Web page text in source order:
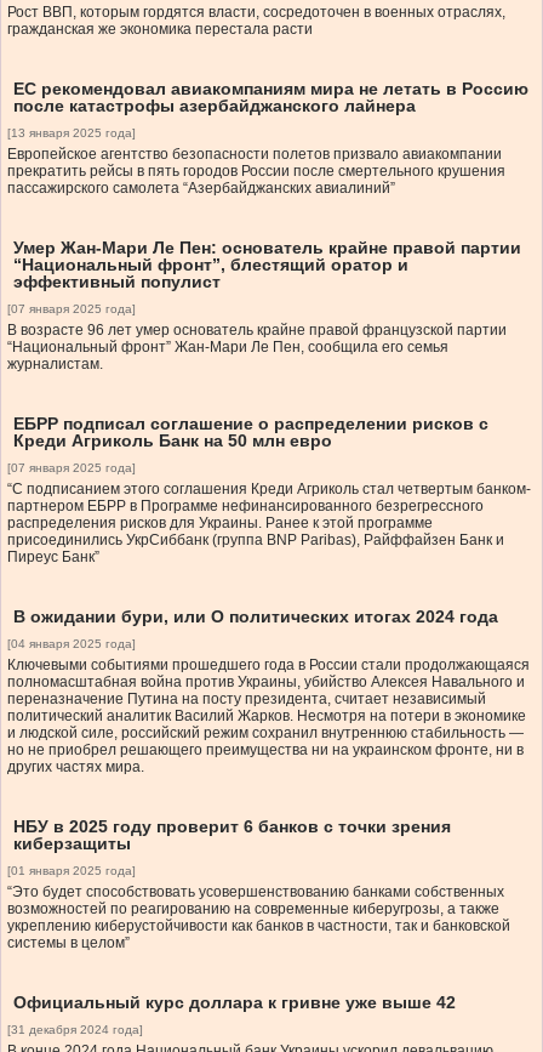
Рост ВВП, которым гордятся власти, сосредоточен в военных отраслях,
гражданская же экономика перестала расти
ЕС рекомендовал авиакомпаниям мира не летать в Россию
после катастрофы азербайджанского лайнера
[13 января 2025 года]
Европейское агентство безопасности полетов призвало авиакомпании
прекратить рейсы в пять городов России после смертельного крушения
пассажирского самолета “Азербайджанских авиалиний”
Умер Жан-Мари Ле Пен: основатель крайне правой партии
“Национальный фронт”, блестящий оратор и
эффективный популист
[07 января 2025 года]
В возрасте 96 лет умер основатель крайне правой французской партии
“Национальный фронт” Жан-Мари Ле Пен, сообщила его семья
журналистам.
ЕБРР подписал соглашение о распределении рисков с
Креди Агриколь Банк на 50 млн евро
[07 января 2025 года]
“С подписанием этого соглашения Креди Агриколь стал четвертым банком-
партнером ЕБРР в Программе нефинансированного безрегрессного
распределения рисков для Украины. Ранее к этой программе
присоединились УкрСиббанк (группа BNP Paribas), Райффайзен Банк и
Пиреус Банк”
В ожидании бури, или О политических итогах 2024 года
[04 января 2025 года]
Ключевыми событиями прошедшего года в России стали продолжающаяся
полномасштабная война против Украины, убийство Алексея Навального и
переназначение Путина на посту президента, считает независимый
политический аналитик Василий Жарков. Несмотря на потери в экономике
и людской силе, российский режим сохранил внутреннюю стабильность —
но не приобрел решающего преимущества ни на украинском фронте, ни в
других частях мира.
НБУ в 2025 году проверит 6 банков с точки зрения
киберзащиты
[01 января 2025 года]
“Это будет способствовать усовершенствованию банками собственных
возможностей по реагированию на современные киберугрозы, а также
укреплению киберустойчивости как банков в частности, так и банковской
системы в целом”
Официальный курс доллара к гривне уже выше 42
[31 декабря 2024 года]